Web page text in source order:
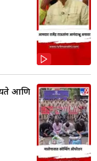
आणि